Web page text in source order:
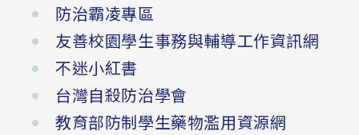
防治霸凌專區
友善校園學生事務與輔導工作資訊網
不迷小紅書
台灣自殺防治學會
教育部防制學生藥物濫用資源網